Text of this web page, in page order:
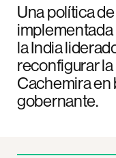
Una política
la India
reconfigurar
Cachemira
gobernante.